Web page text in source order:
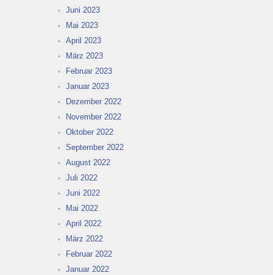
Juni 2023
Mai 2023
April 2023
März 2023
Februar 2023
Januar 2023
Dezember 2022
November 2022
Oktober 2022
September 2022
August 2022
Juli 2022
Juni 2022
Mai 2022
April 2022
März 2022
Februar 2022
Januar 2022